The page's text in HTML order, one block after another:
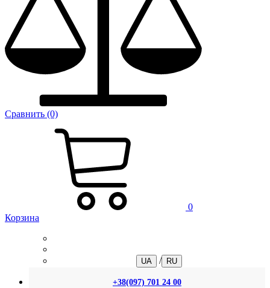
Сравнить (0)
0
Корзина
UA / RU
+38(097) 701 24 00